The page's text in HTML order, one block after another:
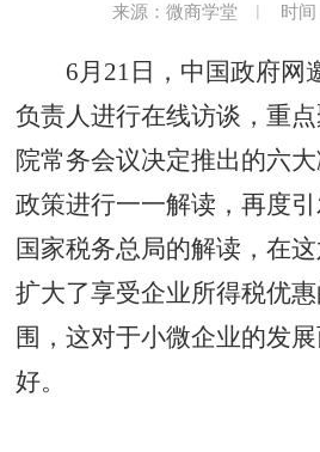
来源：微商学堂 ︱ 时间
6月21日，中国政府网
负责人进行在线访谈，重
院常务会议决定推出的六
政策进行一一解读，再度
国家税务总局的解读，在
扩大了享受企业所得税优
围，这对于小微企业的发
好。